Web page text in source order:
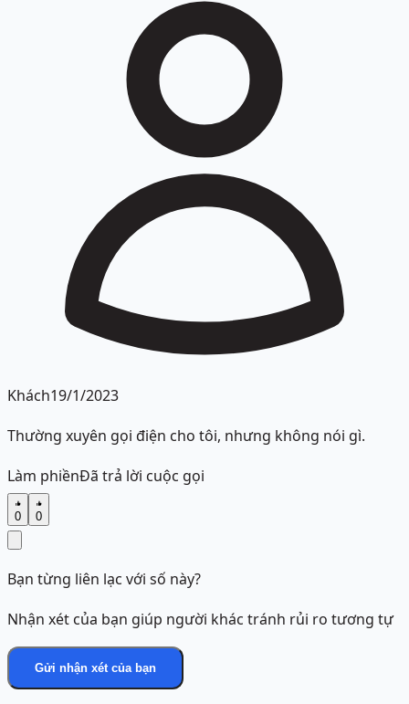
Khách19/1/2023
Thường xuyên gọi điện cho tôi, nhưng không nói gì.
Làm phiềnĐã trả lời cuộc gọi
0 0
Bạn từng liên lạc với số này?
Nhận xét của bạn giúp người khác tránh rủi ro tương tự
Gửi nhận xét của bạn